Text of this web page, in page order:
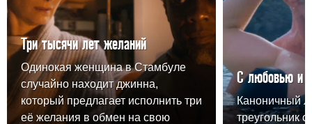
Три тысячи лет желаний
Одинокая женщина в Стамбуле
случайно находит джинна,
который предлагает исполнить три
её желания в обмен на свою
С любовью и
Каноничный
треугольник